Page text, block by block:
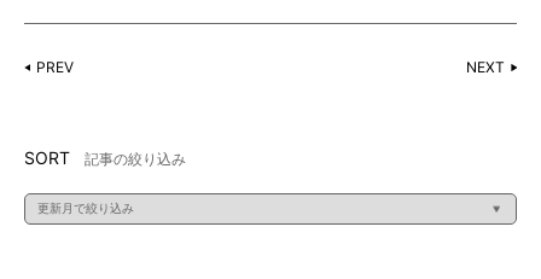
PREV NEXT
SORT 記事の絞り込み